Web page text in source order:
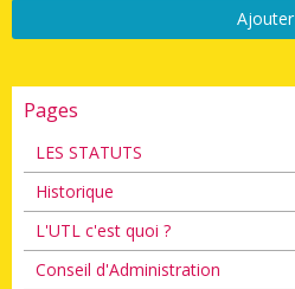
Ajouter
Pages
LES STATUTS
Historique
L'UTL c'est quoi ?
Conseil d'Administration